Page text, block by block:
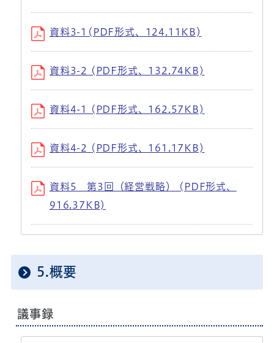
資料3-1(PDF形式、124.11KB)
資料3-2 (PDF形式、132.74KB)
資料4-1 (PDF形式、162.57KB)
資料4-2 (PDF形式、161.17KB)
資料5 第3回（経営戦略） (PDF形式、
916.37KB)
5.概要
議事録